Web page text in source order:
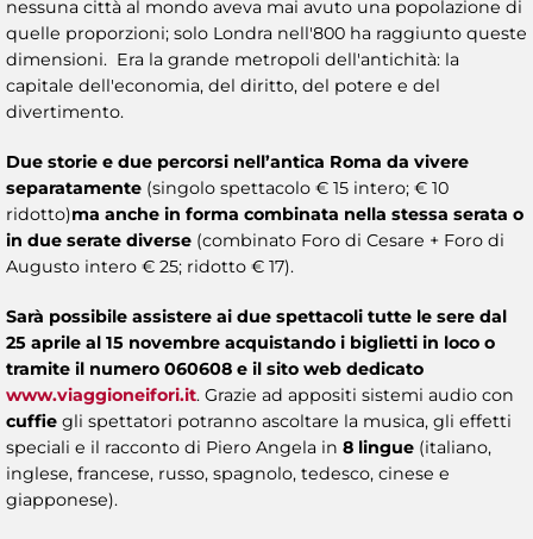
nessuna città al mondo aveva mai avuto una popolazione di
quelle proporzioni; solo Londra nell'800 ha raggiunto queste
dimensioni. Era la grande metropoli dell'antichità: la
capitale dell'economia, del diritto, del potere e del
divertimento.
Due storie e due percorsi nell’antica Roma da vivere
separatamente (singolo spettacolo € 15 intero; € 10
ridotto)ma anche in forma combinata nella stessa serata o
in due serate diverse (combinato Foro di Cesare + Foro di
Augusto intero € 25; ridotto € 17).
Sarà possibile assistere ai due spettacoli tutte le sere dal
25 aprile al 15 novembre acquistando i biglietti in loco o
tramite il numero 060608 e il sito web dedicato
www.viaggioneifori.it. Grazie ad appositi sistemi audio con
cuffie gli spettatori potranno ascoltare la musica, gli effetti
speciali e il racconto di Piero Angela in 8 lingue (italiano,
inglese, francese, russo, spagnolo, tedesco, cinese e
giapponese).